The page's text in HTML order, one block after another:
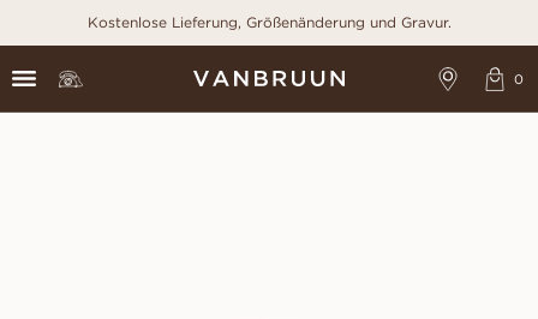
Kostenlose Lieferung, Größenänderung und Gravur.